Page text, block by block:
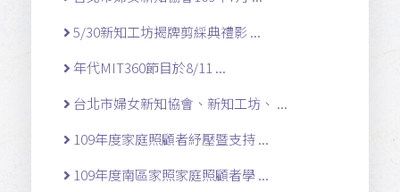
5/30新知工坊揭牌剪綵典禮影 ...
年代MIT360節目於8/11 ...
台北市婦女新知協會、新知工坊、 ...
109年度家庭照顧者紓壓暨支持 ...
109年度南區家照家庭照顧者學 ...